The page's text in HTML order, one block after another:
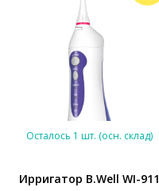
Осталось 1 шт. (осн. склад)
Ирригатор B.Well WI-911